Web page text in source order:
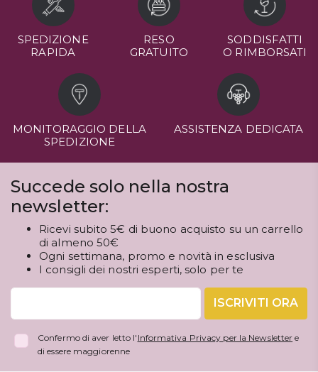
SPEDIZIONE
RAPIDA
RESO
GRATUITO
SODDISFATTI
O RIMBORSATI
MONITORAGGIO DELLA
SPEDIZIONE
ASSISTENZA DEDICATA
Succede solo nella nostra
newsletter:
Ricevi subito 5€ di buono acquisto su un carrello
di almeno 50€
Ogni settimana, promo e novità in esclusiva
I consigli dei nostri esperti, solo per te
ISCRIVITI ORA
Confermo di aver letto l' Informativa Privacy per la Newsletter e
di essere maggiorenne